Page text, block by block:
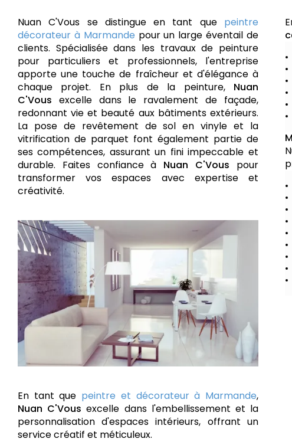
Nuan C'Vous se distingue en tant que peintre
décorateur à Marmande pour un large éventail de
clients. Spécialisée dans les travaux de peinture
pour particuliers et professionnels, l'entreprise
apporte une touche de fraîcheur et d'élégance à
chaque projet. En plus de la peinture, Nuan
C'Vous excelle dans le ravalement de façade,
redonnant vie et beauté aux bâtiments extérieurs.
La pose de revêtement de sol en vinyle et la
vitrification de parquet font également partie de
ses compétences, assurant un fini impeccable et
durable. Faites confiance à Nuan C'Vous pour
transformer vos espaces avec expertise et
créativité.
En tant que peintre et décorateur à Marmande,
Nuan C'Vous excelle dans l'embellissement et la
personnalisation d'espaces intérieurs, offrant un
service créatif et méticuleux.